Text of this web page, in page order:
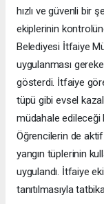
hızlı ve güvenli bir
ekiplerinin
Belediyesi İtfaiye
uygulanması
gösterdi. İtfaiye
tüpü gibi evsel
müdahale edileceği
Öğrencilerin de aktif
yangın tüplerinin
uygulandı. İtfaiye
tanıtılmasıyla